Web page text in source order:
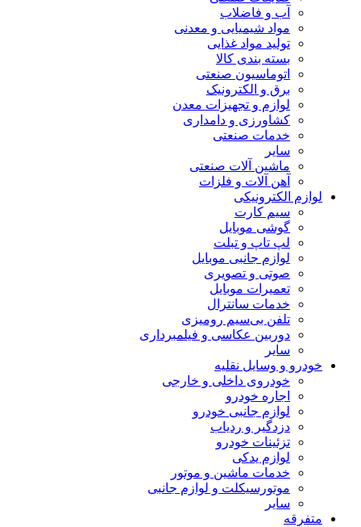
آب و فاضلاب
مواد شیمیایی و معدنی
تولید مواد غذایی
بسته بندی کالا
اتوماسیون صنعتی
برق و الکترونیک
لوازم و تجهیزات معدن
کشاورزی و دامداری
خدمات صنعتی
سایر
ماشین آلات صنعتی
آهن آلات و فلزات
لوازم الکترونیکی
سیم کارت
گوشی موبایل
لپ تاپ و تبلت
لوازم جانبی موبایل
صوتی و تصویری
تعمیرات موبایل
خدمات سانترال
تلفن بی‌سیم رومیزی
دوربین عکاسی و فیلمبرداری
سایر
خودرو و وسایل نقلیه
خودروی داخلی و خارجی
اجاره خودرو
لوازم جانبی خودرو
دزدگیر و ردیاب
تزئینات خودرو
لوازم یدکی
خدمات ماشین و موتور
موتورسیکلت و لوازم جانبی
سایر
متفرقه